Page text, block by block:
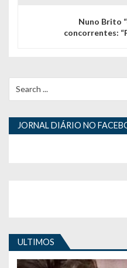
ã
o
d
i
g
Nuno Brito
concorrentes:
for:
JORNAL DIÁRIO NO
ULTIMOS